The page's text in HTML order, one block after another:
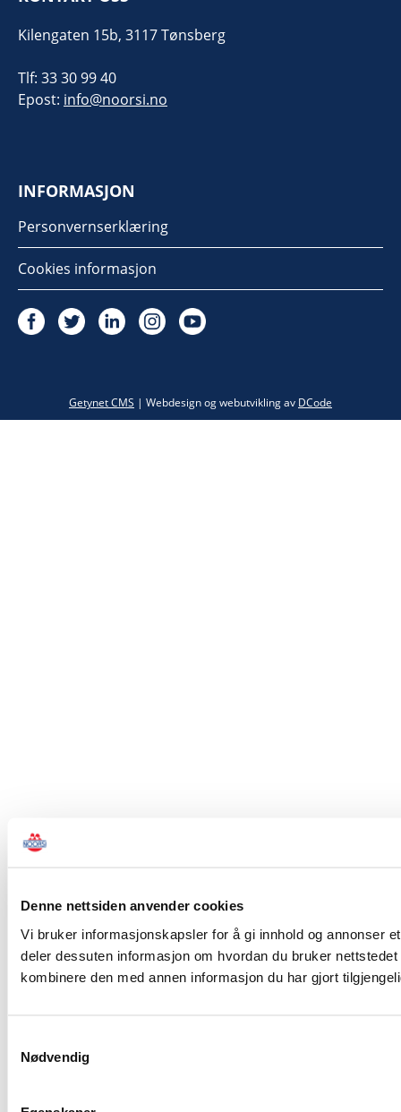
Denne nettsiden anvender cookies
Vi bruker informasjonskapsler for å gi innhold og annonser
deler dessuten informasjon om hvordan du bruker
kombinere den med annen informasjon du har gjort
Nødvendig
Kilengaten 15b, 3117 Tønsberg
Tlf: 33 30 99 40
Epost: info@noorsi.no
INFORMASJON
Personvernserklæring
Cookies informasjon
Getynet CMS | Webdesign og webutvikling av DCode